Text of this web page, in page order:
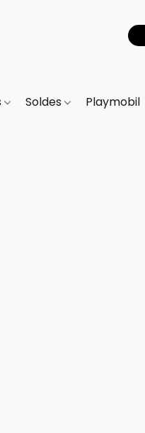
Soldes Playmobil